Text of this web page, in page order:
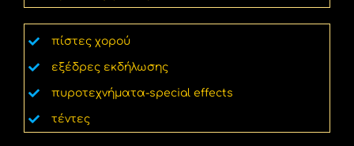
πίστες χορού
εξέδρες εκδήλωσης
πυροτεχνήματα-special effects
τέντες